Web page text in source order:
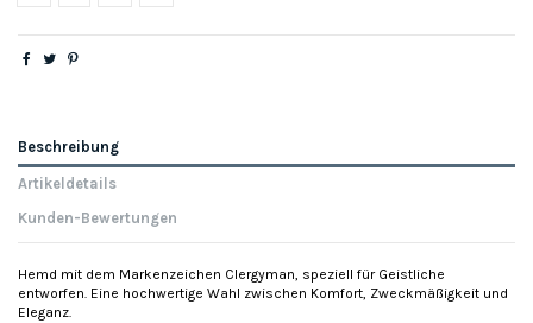
Beschreibung
Artikeldetails
Kunden-Bewertungen
Hemd mit dem Markenzeichen Clergyman, speziell für Geistliche
entworfen. Eine hochwertige Wahl zwischen Komfort, Zweckmäßigkeit und
Eleganz.